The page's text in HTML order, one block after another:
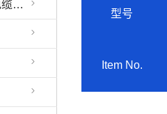
耐扭式90°弯角电缆固定头（分体）
型号
Item No.